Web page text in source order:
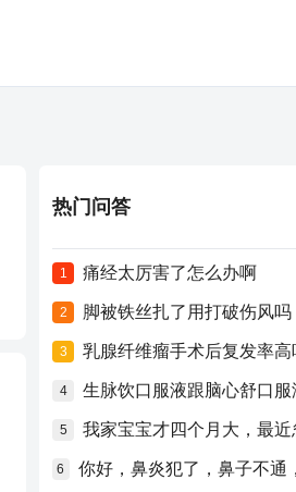
热门问答
1 痛经太厉害了怎么办啊
2 脚被铁丝扎了用打破伤风吗
3 乳腺纤维瘤手术后复发率
4 生脉饮口服液跟脑心舒口服
5 我家宝宝才四个月大，最近
6